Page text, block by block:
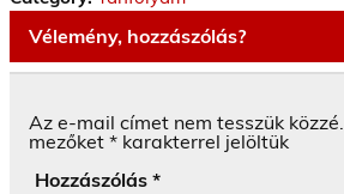
Vélemény, hozzászólás?
Az e-mail címet nem tesszük közzé.
mezőket * karakterrel jelöltük
Hozzászólás *